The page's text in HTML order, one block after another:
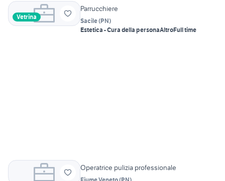
Vetrina
Parrucchiere
Sacile(PN)
Estetica - Cura della personaAltroFull time
Operatrice pulizia professionale